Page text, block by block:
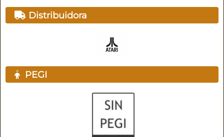
Distribuidora
PEGI